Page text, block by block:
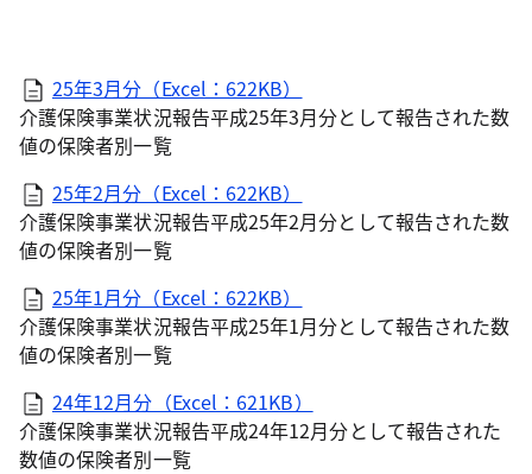
25年3月分（Excel：622KB）
介護保険事業状況報告平成25年3月分として報告された数
値の保険者別一覧
25年2月分（Excel：622KB）
介護保険事業状況報告平成25年2月分として報告された数
値の保険者別一覧
25年1月分（Excel：622KB）
介護保険事業状況報告平成25年1月分として報告された数
値の保険者別一覧
24年12月分（Excel：621KB）
介護保険事業状況報告平成24年12月分として報告された
数値の保険者別一覧